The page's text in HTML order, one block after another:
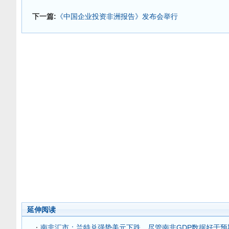
下一篇: 《中国企业投资非洲报告》发布会举行
延伸阅读